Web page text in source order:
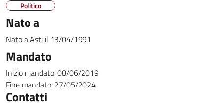
Politico
Nato a
Nato aAsti il 13/04/1991
Mandato
Inizio mandato:08/06/2019
Fine mandato: 27/05/2024
Contatti